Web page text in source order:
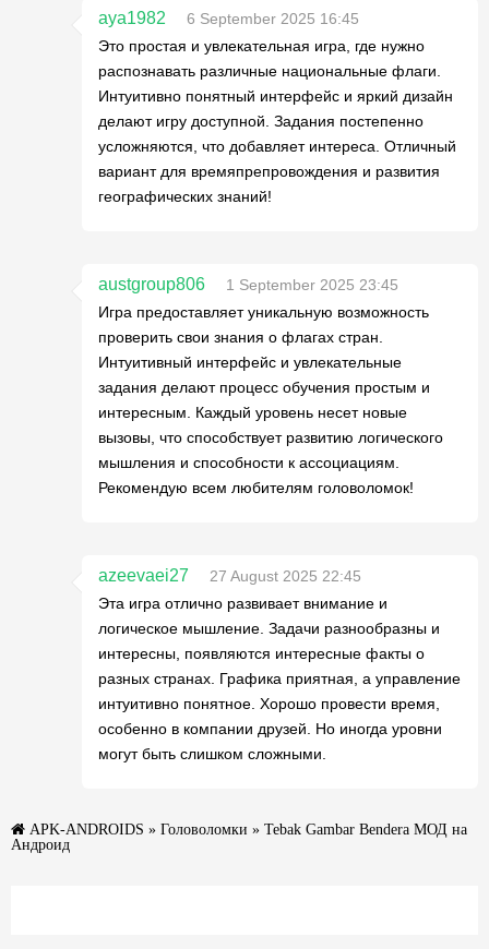
aya1982
6 September 2025 16:45
Это простая и увлекательная игра, где нужно
распознавать различные национальные флаги.
Интуитивно понятный интерфейс и яркий дизайн
делают игру доступной. Задания постепенно
усложняются, что добавляет интереса. Отличный
вариант для времяпрепровождения и развития
географических знаний!
austgroup806
1 September 2025 23:45
Игра предоставляет уникальную возможность
проверить свои знания о флагах стран.
Интуитивный интерфейс и увлекательные
задания делают процесс обучения простым и
интересным. Каждый уровень несет новые
вызовы, что способствует развитию логического
мышления и способности к ассоциациям.
Рекомендую всем любителям головоломок!
azeevaei27
27 August 2025 22:45
Эта игра отлично развивает внимание и
логическое мышление. Задачи разнообразны и
интересны, появляются интересные факты о
разных странах. Графика приятная, а управление
интуитивно понятное. Хорошо провести время,
особенно в компании друзей. Но иногда уровни
могут быть слишком сложными.
APK-ANDROIDS » Головоломки » Tebak Gambar Bendera МОД на
Андроид